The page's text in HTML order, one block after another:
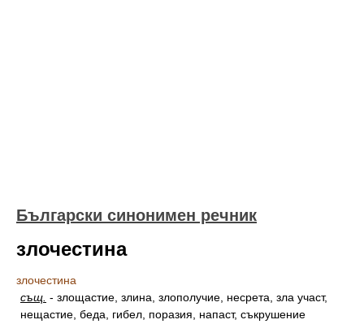
Български синонимен речник
злочестина
злочестина
същ. - злощастие, злина, злополучие, несрета, зла участ,
нещастие, беда, гибел, поразия, напаст, съкрушение